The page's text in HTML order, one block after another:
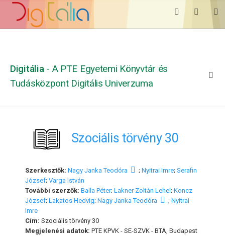
Digitália - A PTE Egyetemi Könyvtár és
Tudásközpont Digitális Univerzuma
Szociális törvény 30
Szerkesztők: Nagy Janka Teodóra ; Nyitrai Imre; Serafin
József; Varga István
További szerzők: Balla Péter; Lakner Zoltán Lehel; Koncz
József; Lakatos Hedvig; Nagy Janka Teodóra ; Nyitrai
Imre
Cím: Szociális törvény 30
Megjelenési adatok: PTE KPVK - SE-SZVK - BTA, Budapest